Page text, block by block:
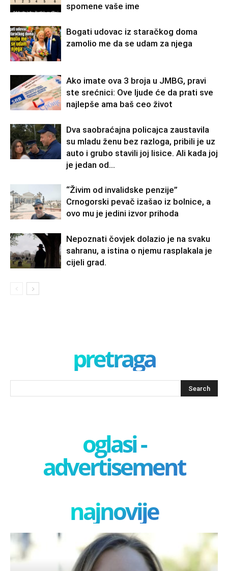
spomene vaše ime
Bogati udovac iz staračkog doma
zamolio me da se udam za njega
Ako imate ova 3 broja u JMBG, pravi
ste srećnici: Ove ljude će da prati sve
najlepše ama baš ceo život
Dva saobraćajna policajca zaustavila
su mladu ženu bez razloga, pribili je uz
auto i grubo stavili joj lisice. Ali kada joj
je jedan od...
“Živim od invalidske penzije”
Crnogorski pevač izašao iz bolnice, a
ovo mu je jedini izvor prihoda
Nepoznati čovjek dolazio je na svaku
sahranu, a istina o njemu rasplakala je
cijeli grad.
pretraga
oglasi -
advertisement
najnovije